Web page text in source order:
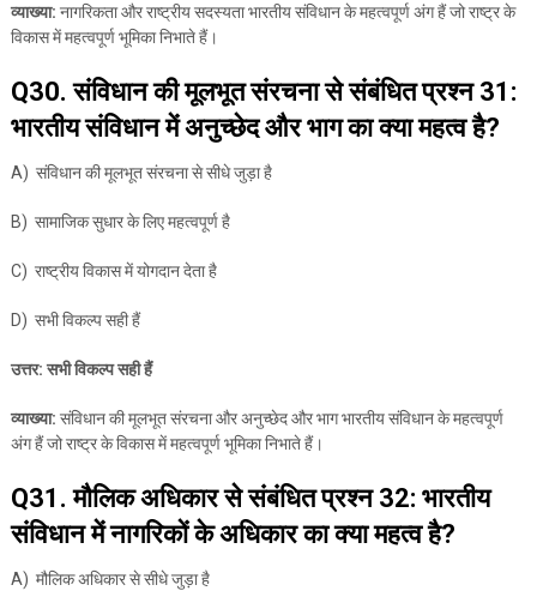
व्याख्या: नागरिकता और राष्ट्रीय सदस्यता भारतीय संविधान के महत्वपूर्ण अंग हैं जो राष्ट्र के
विकास में महत्वपूर्ण भूमिका निभाते हैं।
Q30. संविधान की मूलभूत संरचना से संबंधित प्रश्न 31:
भारतीय संविधान में अनुच्छेद और भाग का क्या महत्व है?
A) संविधान की मूलभूत संरचना से सीधे जुड़ा है
B) सामाजिक सुधार के लिए महत्वपूर्ण है
C) राष्ट्रीय विकास में योगदान देता है
D) सभी विकल्प सही हैं
उत्तर: सभी विकल्प सही हैं
व्याख्या: संविधान की मूलभूत संरचना और अनुच्छेद और भाग भारतीय संविधान के महत्वपूर्ण
अंग हैं जो राष्ट्र के विकास में महत्वपूर्ण भूमिका निभाते हैं।
Q31. मौलिक अधिकार से संबंधित प्रश्न 32: भारतीय
संविधान में नागरिकों के अधिकार का क्या महत्व है?
A) मौलिक अधिकार से सीधे जुड़ा है